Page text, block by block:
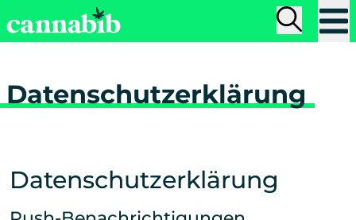
Weiter zum Inhalt
cannabib.de - Deine Plattform für Wissen rund um
Suche
Menü
wissen interviews glossar
Datenschutzerklärung
Datenschutzerklärung